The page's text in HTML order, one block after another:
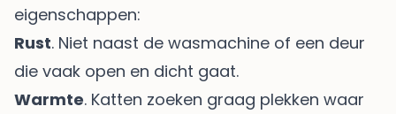
eigenschappen:
Rust. Niet naast de wasmachine of een deur
die vaak open en dicht gaat.
Warmte. Katten zoeken graag plekken waar